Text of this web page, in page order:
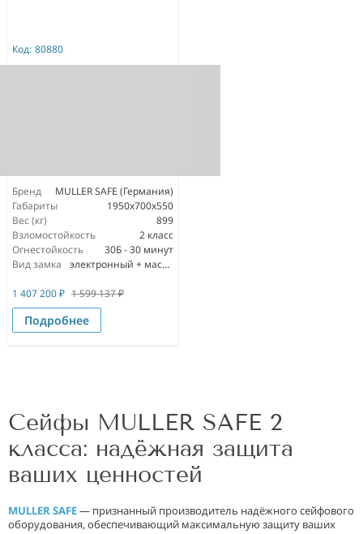
Код: 80880
Бренд
MULLER SAFE (Германия)
Габариты
1950x700x550
Вес (кг)
899
Взломостойкость
2 класс
Огнестойкость
30Б - 30 минут
Вид замка
электронный + мастер ключ
1 407 200₽ 1 599 137₽
Подробнее
Сейфы MULLER SAFE 2
класса: надёжная защита
ваших ценностей
MULLER SAFE— признанный производитель надёжного сейфового
оборудования, обеспечивающий максимальную защиту ваших